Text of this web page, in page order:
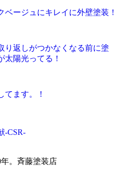
ベージュにキレイに外壁塗装！
り返しがつかなくなる前に塗
太陽光ってる！
てます。！
-CSR-
。斉藤塗装店